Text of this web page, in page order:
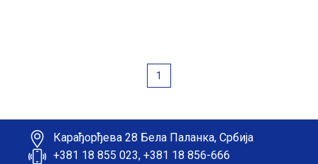
1
Карађорђева 28 Бела Паланка, Србија
+381 18 855 023, +381 18 856-666